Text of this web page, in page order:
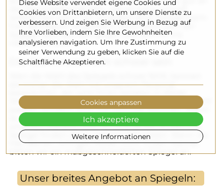
der Wand befestigt sein, weil es kann schnell
zerbrechen wenn wir verspätet sind. Spiegel kann
hier den Raum Vergrößern, besonders wen der
Spiegel befindet sich gegen den Eintritt ins
nächstes Raum.
Die Wahl muss nicht schwer sein
sie immer die Wahl mit unserem Personal
Situation. Der Model wird nicht nur zu unserem Stil
passen, sondern wird ihre Vorzuge betonen. Wenn
du willst selbst die Entscheidung treffen, in
unserem Katalog wirst du eine große Anzahl von
Spiegel finden die zu deinen Stil passen. Wenn du
hier deinen richtiges Model nicht finden kannst,
bitten wir ein maßgeschneiderten Spiegel an.
Unser breites Angebot an Spiegeln:
Diese Website verwendet eigene Cookies und
Cookies von Drittanbietern, um unsere Dienste zu
verbessern. Und zeigen Sie Werbung in Bezug auf
Ihre Vorlieben, indem Sie Ihre Gewohnheiten
analysieren navigation. Um Ihre Zustimmung zu
seiner Verwendung zu geben, klicken Sie auf die
Schaltfläche Akzeptieren.
Weitere Informationen
Cookies anpassen
Ich akzeptiere